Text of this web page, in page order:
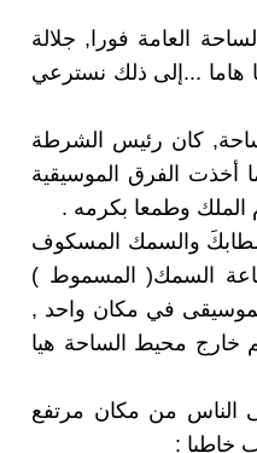
العامة فورا, جلالة
بيانا هاما ...إلى ذلك نسترعي
كان رئيس الشرطة
أخذت الفرق الموسيقية
الملك وطمعا بكرمه .
والسمك المسكوف
باعة السمك( المسموط )
في مكان واحد ,
خارج محيط الساحة هيا
الناس من مكان مرتفع
خاطبا :